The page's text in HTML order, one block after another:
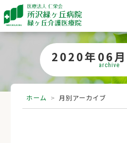
2020年06
archive
ホーム > 月別アーカイブ